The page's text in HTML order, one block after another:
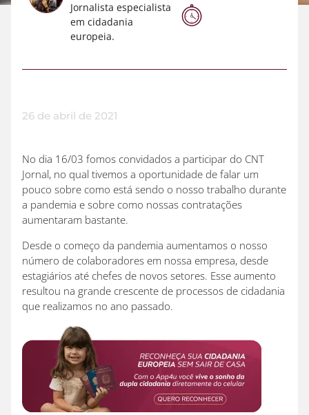
Jornalista especialista
em cidadania
europeia.
26 de abril de 2021
No dia 16/03 fomos convidados a participar do CNT
Jornal, no qual tivemos a oportunidade de falar um
pouco sobre como está sendo o nosso trabalho durante
a pandemia e sobre como nossas contratações
aumentaram bastante.
Desde o começo da pandemia aumentamos o nosso
número de colaboradores em nossa empresa, desde
estagiários até chefes de novos setores. Esse aumento
resultou na grande crescente de processos de cidadania
que realizamos no ano passado.